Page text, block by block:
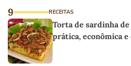
9 RECEITAS
Torta de sardinha
prática, econômica